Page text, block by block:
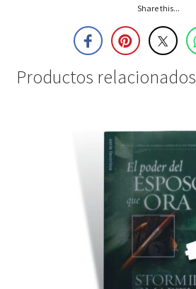
Share this...
Productos relacionados